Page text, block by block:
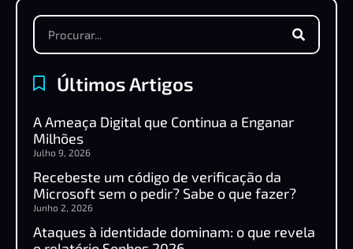
Últimos Artigos
A Ameaça Digital que Continua a Enganar
Milhões
Julho 9, 2026
Recebeste um código de verificação da
Microsoft sem o pedir? Sabe o que fazer?
Junho 2, 2026
Ataques à identidade dominam: o que revela